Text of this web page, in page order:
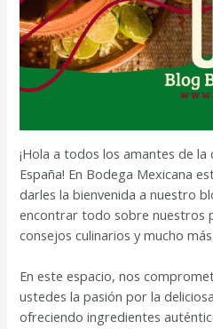
¡Hola a todos los amantes de la
España! En Bodega Mexicana
darles la bienvenida a nuestro
encontrar todo sobre nuestros
consejos culinarios y mucho más.
En este espacio, nos
ustedes la pasión por la
ofreciendo ingredientes